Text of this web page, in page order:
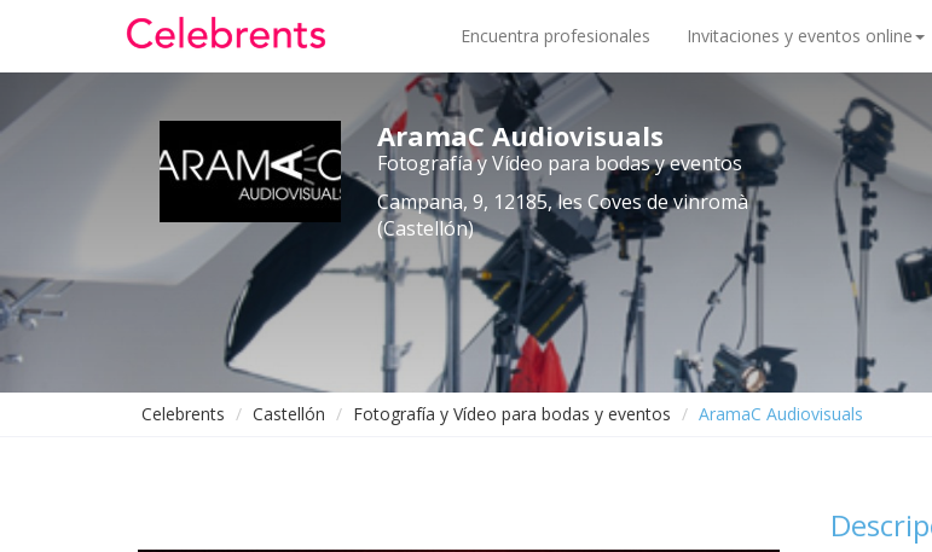
Encuentra profesionales Invitaciones y eventos online
AramaC Audiovisuals
Fotografía y Vídeo para bodas y eventos
Campana, 9, 12185, les Coves de vinromà
(Castellón)
Celebrents Castellón Fotografía y Vídeo para bodas y eventos AramaC Audiovisuals